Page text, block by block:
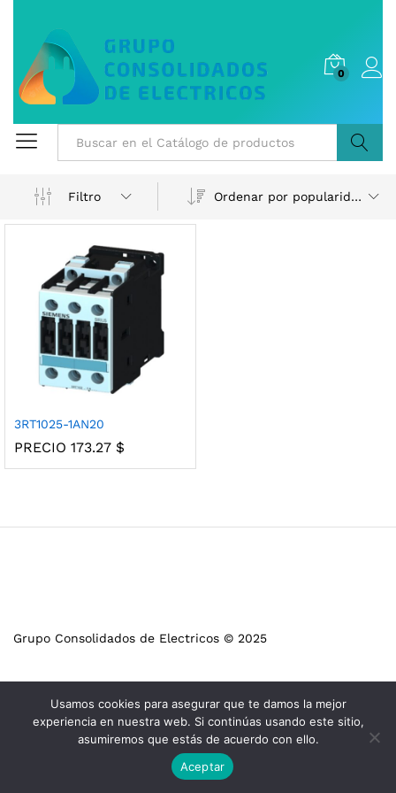
0
Filtro
Ordenar por popularidad
3RT1025-1AN20
PRECIO 173.27 $
Grupo Consolidados de Electricos © 2025
Usamos cookies para asegurar que te damos la mejor
experiencia en nuestra web. Si continúas usando este sitio,
asumiremos que estás de acuerdo con ello.
Aceptar